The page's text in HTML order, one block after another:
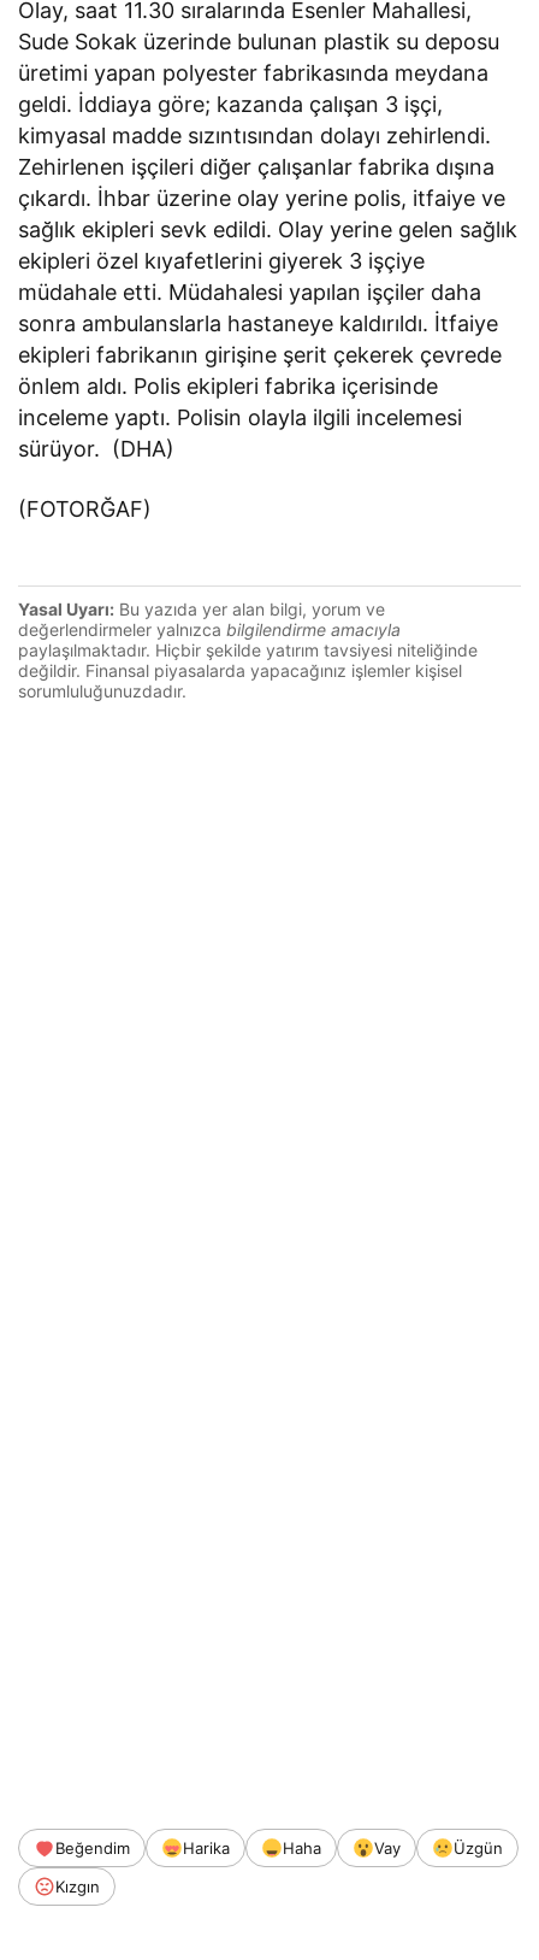
Olay, saat 11.30 sıralarında Esenler Mahallesi,
Sude Sokak üzerinde bulunan plastik su deposu
üretimi yapan polyester fabrikasında meydana
geldi. İddiaya göre; kazanda çalışan 3 işçi,
kimyasal madde sızıntısından dolayı zehirlendi.
Zehirlenen işçileri diğer çalışanlar fabrika dışına
çıkardı. İhbar üzerine olay yerine polis, itfaiye ve
sağlık ekipleri sevk edildi. Olay yerine gelen sağlık
ekipleri özel kıyafetlerini giyerek 3 işçiye
müdahale etti. Müdahalesi yapılan işçiler daha
sonra ambulanslarla hastaneye kaldırıldı. İtfaiye
ekipleri fabrikanın girişine şerit çekerek çevrede
önlem aldı. Polis ekipleri fabrika içerisinde
inceleme yaptı. Polisin olayla ilgili incelemesi
sürüyor. (DHA)
(FOTORĞAF)
Yasal Uyarı: Bu yazıda yer alan bilgi, yorum ve
değerlendirmeler yalnızca bilgilendirme amacıyla
paylaşılmaktadır. Hiçbir şekilde yatırım tavsiyesi niteliğinde
değildir. Finansal piyasalarda yapacağınız işlemler kişisel
sorumluluğunuzdadır.
Beğendim Harika Haha Vay
Üzgün
Kızgın